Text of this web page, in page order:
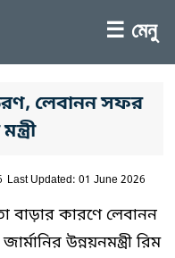
☰ মেনু
লেবানন সফর
Last Updated: 01 June 2026
বাড়ার কারণে লেবানন
উন্নয়নমন্ত্রী রিম